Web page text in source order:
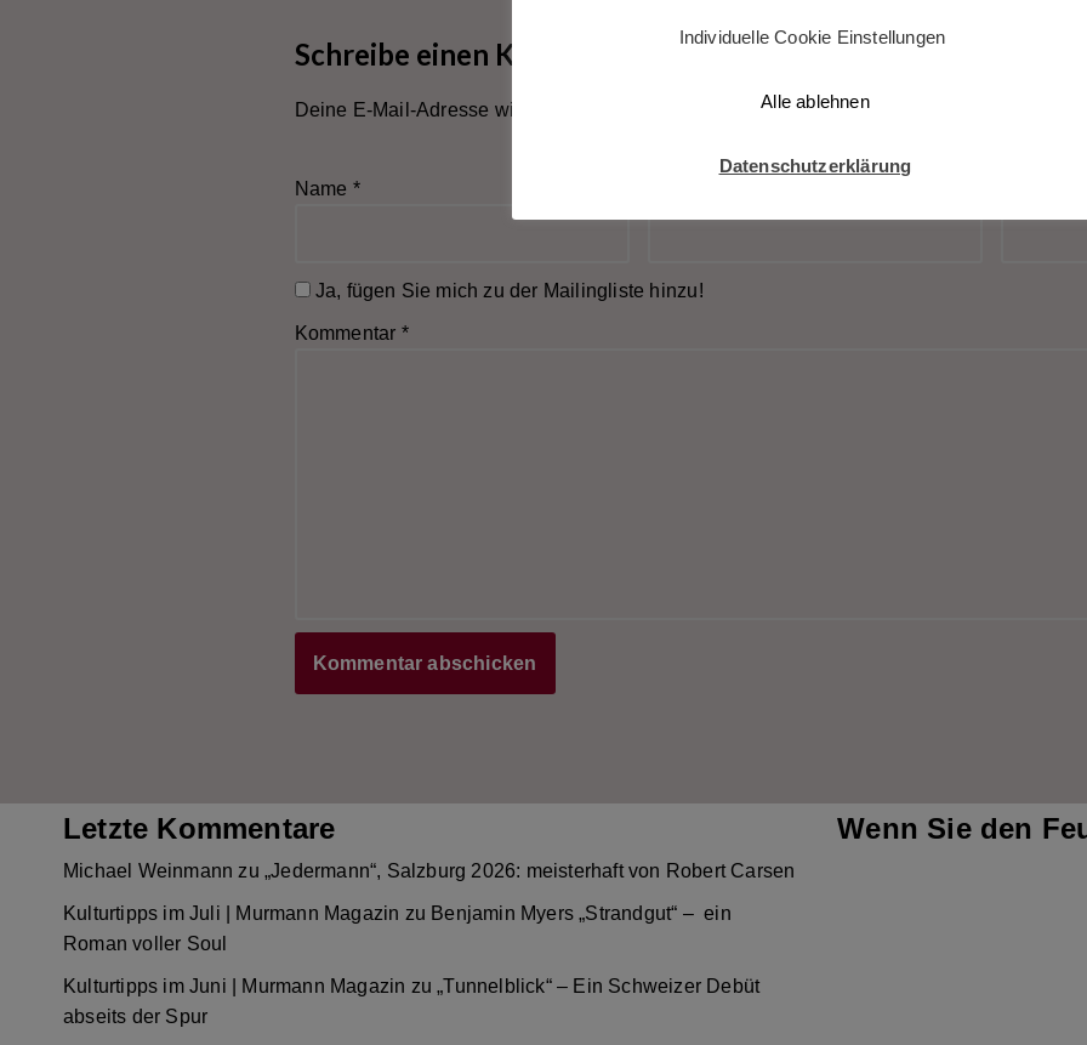
Durian Sukegawa
Schreibe einen Kommentar
Deine E-Mail-Adresse wird nicht veröffentlicht. Erforderliche Felder sind mit
Name *
Ja, fügen Sie mich zu der Mailingliste hinzu!
Kommentar *
Letzte Kommentare
Michael Weinmann zu„Jedermann“, Salzburg 2026: meisterhaft von Robert Carsen
Kulturtipps im Juli | Murmann Magazin zu Benjamin Myers „Strandgut“ – ein
Roman voller Soul
Kulturtipps im Juni | Murmann Magazin zu„Tunnelblick“ – Ein Schweizer Debüt
abseits der Spur
Wenn Sie den
Individuelle Cookie Einstellungen
Alle ablehnen
Datenschutzerklärung